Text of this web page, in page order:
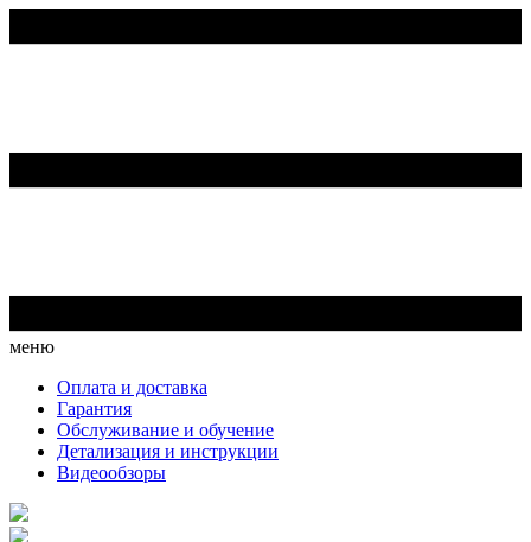
меню
Оплата и доставка
Гарантия
Обслуживание и обучение
Детализация и инструкции
Видеообзоры